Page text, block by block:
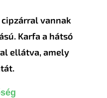
vannak
Karfa a hátsó
ellátva, amely